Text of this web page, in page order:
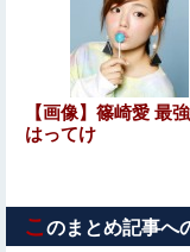
【艦これ】みぃむち
息子のオ●ニーを発
てしまう…
【画像】ハビタ部
【画像】篠崎愛 最
はってけ
このまとめ記事へ